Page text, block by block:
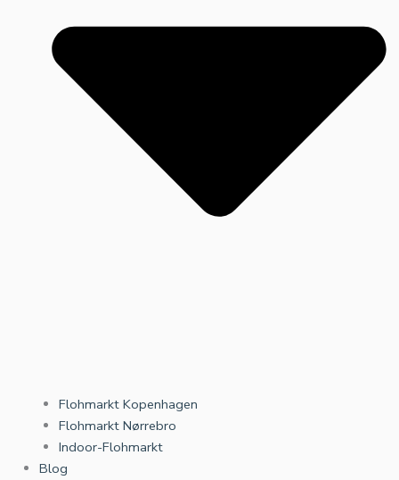
Flohmarkt Kopenhagen
Flohmarkt Nørrebro
Indoor-Flohmarkt
Blog